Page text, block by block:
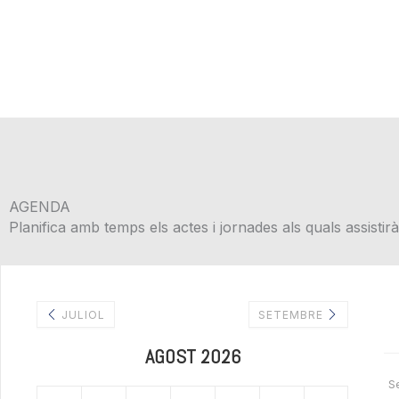
AGENDA
Planifica amb temps els actes i jornades als quals
JULIOL
AGOST 2026
SETEMBRE